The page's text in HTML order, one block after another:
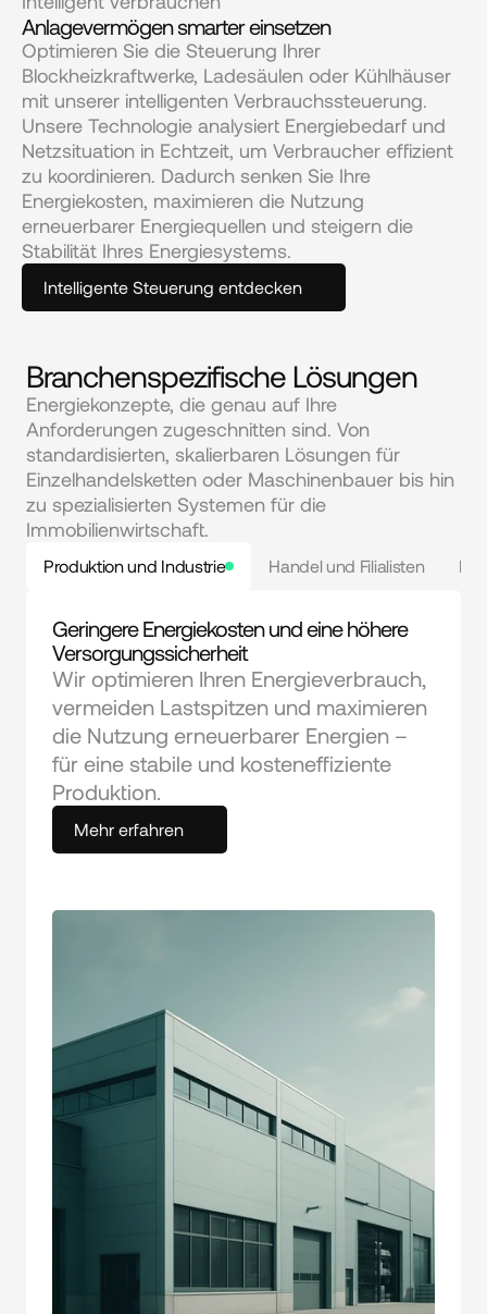
Anlagevermögen smarter einsetzen
Optimieren Sie die Steuerung Ihrer
Blockheizkraftwerke, Ladesäulen oder Kühlhäuser
mit unserer intelligenten Verbrauchssteuerung.
Unsere Technologie analysiert Energiebedarf und
Netzsituation in Echtzeit, um Verbraucher effizient
zu koordinieren. Dadurch senken Sie Ihre
Energiekosten, maximieren die Nutzung
erneuerbarer Energiequellen und steigern die
Stabilität Ihres Energiesystems.
Intelligente Steuerung entdecken
Branchenspezifische Lösungen
Energiekonzepte, die genau auf Ihre
Anforderungen zugeschnitten sind. Von
standardisierten, skalierbaren Lösungen für
Einzelhandelsketten oder Maschinenbauer bis hin
zu spezialisierten Systemen für die
Immobilienwirtschaft.
Produktion und Industrie Handel und Filialisten
Geringere Energiekosten und eine höhere
Versorgungssicherheit
Wir optimieren Ihren Energieverbrauch,
vermeiden Lastspitzen und maximieren
die Nutzung erneuerbarer Energien –
für eine stabile und kosteneffiziente
Produktion.
Mehr erfahren